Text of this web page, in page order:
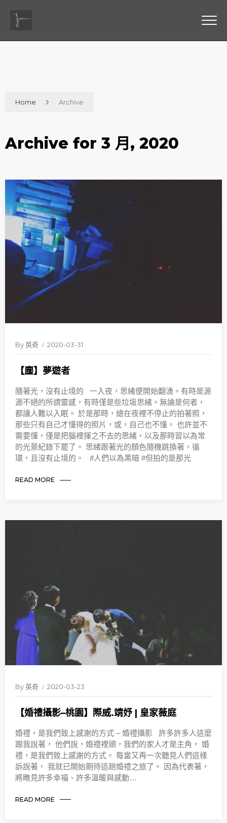
Home Archive
Archive for 3 月, 2020
By英奇 2020-03-31
【塵】夢遊者
隨著光，沒有止境的 一入夜，思緒便開始翻湧。有時是源
源不絕的所謂靈感，有時僅是些垃圾思緒。無論是何者，
都讓人難以入眠。 於是那時，總在夜裡不停止的拍著照，
那些只有自己才懂得的照片，或，自己也不懂。 也許並不
需要懂，僅是把腦裡揮之不去的思緒，以及那時習以為常
的光景紀錄下罷了。 思緒跟著光的顏色隨機跳換著，循
環，且沒有止境的。 #人們以為黑暗 #但拍的是那光
READ MORE
By英奇 2020-03-23
【婚禮攝影–桃園】際威.靖妤 | 皇家薇庭
婚禮，是我們致上感謝的方式 – 婚禮攝影 許多許多人這麼
跟我說著， 他們說，婚禮裡頭，我們的家人才是主角， 婚
禮，是我們致上感謝的方式。 每當又再一次聽見人們這樣
訴說著， 我就已開始期待這趟婚禮之旅了。 因為代表著，
將瞧見許多幸福、許多溫暖與感動…
READ MORE